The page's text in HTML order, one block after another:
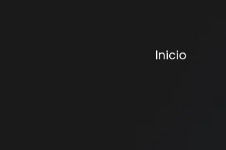
Inicio